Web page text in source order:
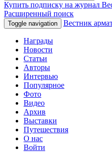
Купить подписку на журнал
Расширенный поиск
Toggle navigation Вестник
Награды
Новости
Статьи
Авторы
Интервью
Популярное
Фото
Видео
Архив
Выставки
Путешествия
О нас
Войти